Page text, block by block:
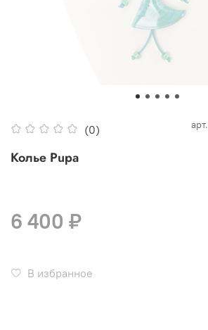
(0) арт.
Колье Pupa
6 400 ₽
В избранное